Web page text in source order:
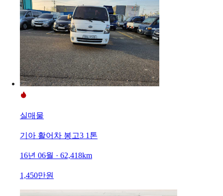
실매물
기아 활어차 봉고3 1톤
16년 06월 · 62,418km
1,450만원